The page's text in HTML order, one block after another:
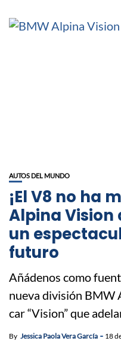
AUTOS DEL MUNDO
¡El V8 no ha
Alpina Vision
un
futuro
Añádenos como
nueva división BMW
car “Vision” que
By Jessica Paola Vera García 18